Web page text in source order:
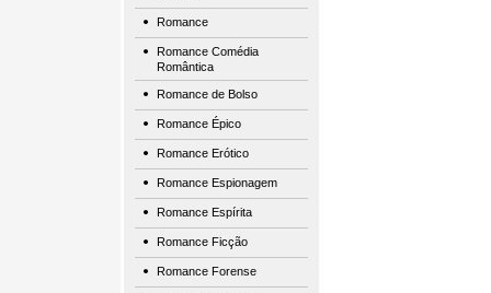
Romance
Romance Comédia
Romântica
Romance de Bolso
Romance Épico
Romance Erótico
Romance Espionagem
Romance Espírita
Romance Ficção
Romance Forense